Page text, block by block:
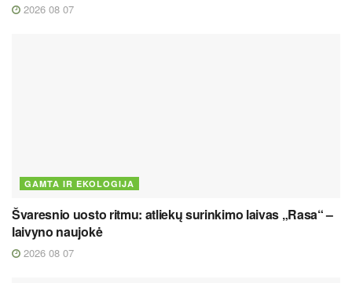
2026 08 07
GAMTA IR EKOLOGIJA
Švaresnio uosto ritmu: atliekų surinkimo laivas „Rasa“ –
laivyno naujokė
2026 08 07